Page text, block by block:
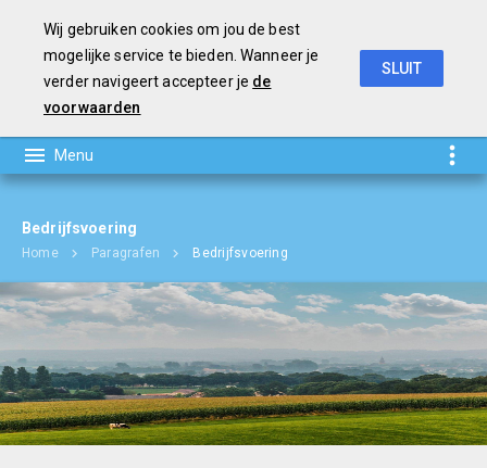
Bedrijfsvoering
Home Paragrafen Bedrijfsvoering
Wij gebruiken cookies om jou de best
mogelijke service te bieden. Wanneer je
verder navigeert accepteer je de
voorwaarden
SLUIT